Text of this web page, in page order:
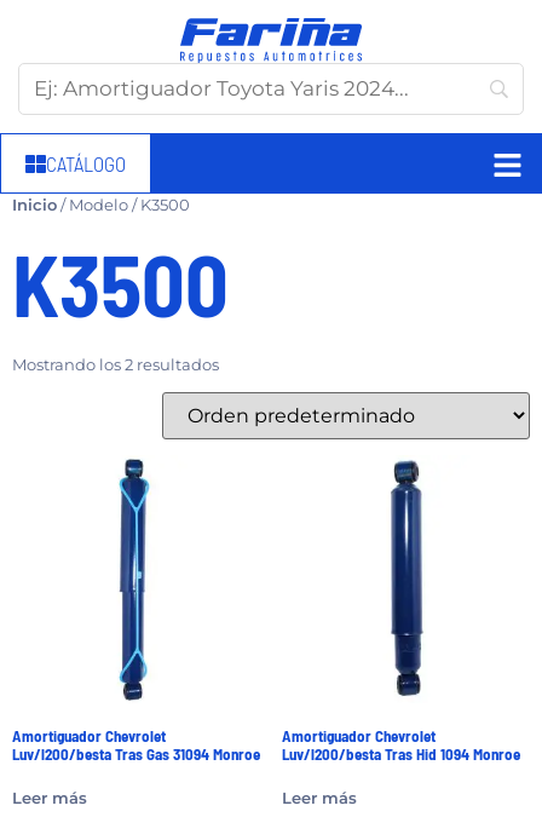
CATÁLOGO
Inicio/ Modelo / K3500
K3500
Mostrando los 2 resultados
Amortiguador Chevrolet
Luv/l200/besta Tras Gas 31094 Monroe
Leer más
Amortiguador Chevrolet
Luv/l200/besta Tras Hid 1094 Monroe
Leer más